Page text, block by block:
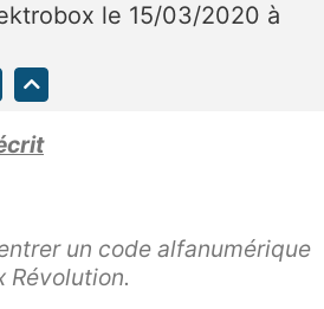
le 15/03/2020 à
un code alfanumérique
Révolution.